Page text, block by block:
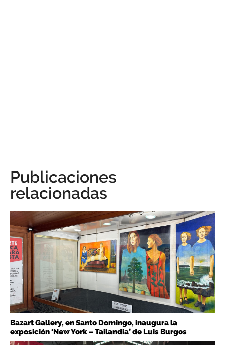
Publicaciones
relacionadas
Bazart Gallery, en Santo Domingo, inaugura la
exposición ‘New York – Tailandia’ de Luis Burgos